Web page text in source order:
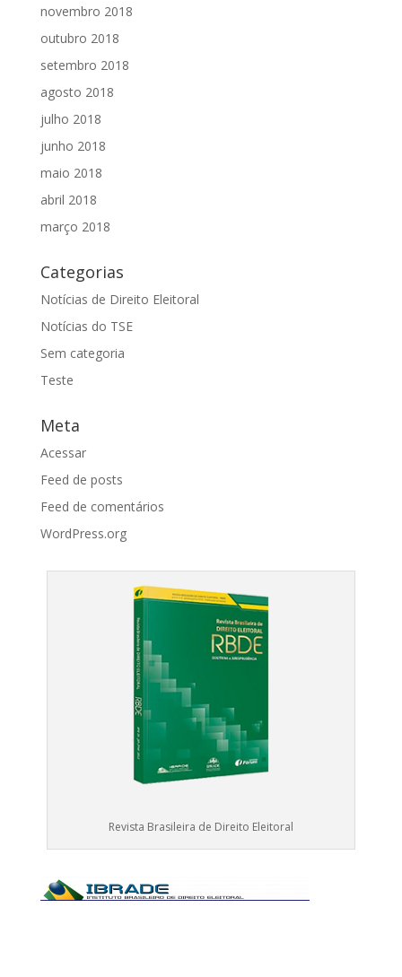
novembro 2018
outubro 2018
setembro 2018
agosto 2018
julho 2018
junho 2018
maio 2018
abril 2018
março 2018
Categorias
Notícias de Direito Eleitoral
Notícias do TSE
Sem categoria
Teste
Meta
Acessar
Feed de posts
Feed de comentários
WordPress.org
Revista Brasileira de Direito Eleitoral